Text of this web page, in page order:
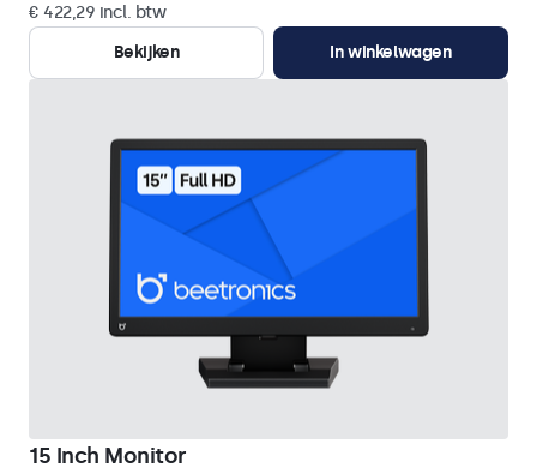
€ 422,29 incl. btw
Bekijken
In winkelwagen
15 Inch Monitor